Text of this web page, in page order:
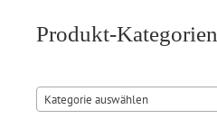
Produkt-Kategorien
Kategorie auswählen